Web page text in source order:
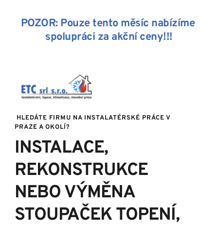
POZOR: Pouze tento měsíc nabízíme
spolupráci za akční ceny!!!
PRAZE A OKOLÍ?
INSTALACE,
REKONSTRUKCE
NEBO VÝMĚNA
STOUPAČEK TOPENÍ,